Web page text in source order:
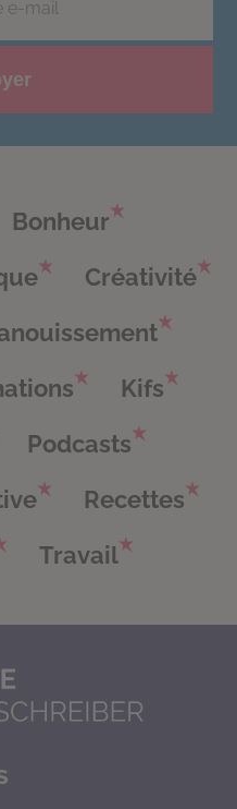
Bonheur
Créativité
Kifs
Podcasts
Recettes
Travail